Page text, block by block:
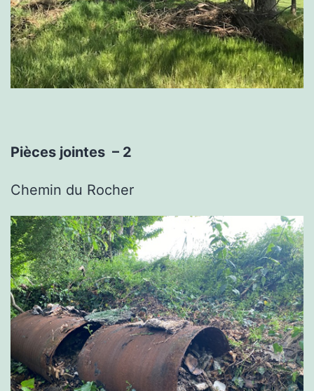
Pièces jointes – 2
Chemin du Rocher